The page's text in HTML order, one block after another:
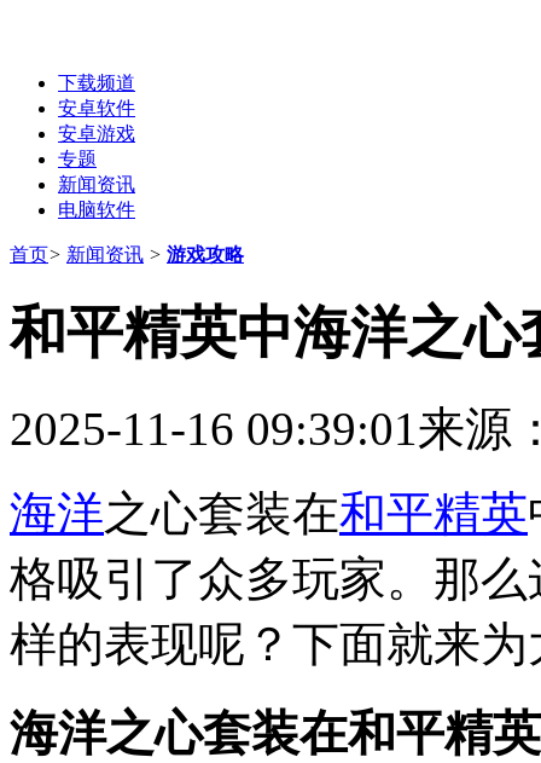
下载频道
安卓软件
安卓游戏
专题
新闻资讯
电脑软件
首页> 新闻资讯 > 游戏攻略
和平精英中海洋之心
2025-11-16 09:39:01来源
海洋之心套装在和平精英
格吸引了众多玩家。那
样的表现呢？下面就来
海洋之心套装在和平精